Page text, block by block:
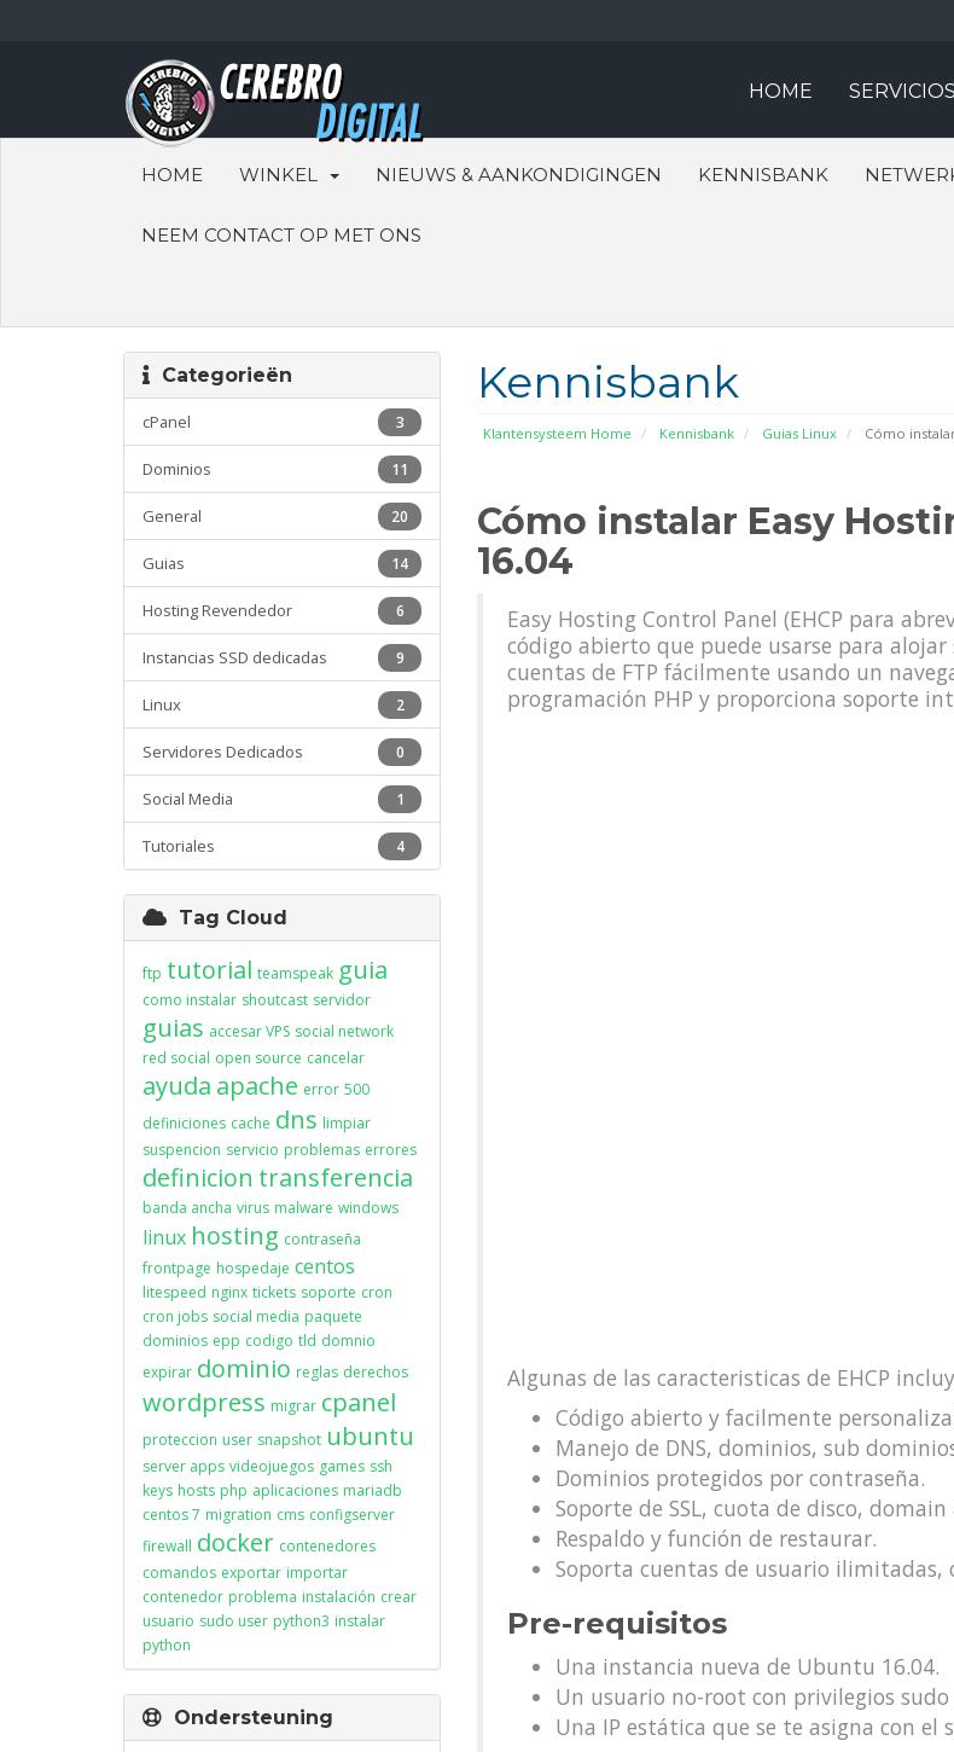
HOME SERVICIOS
HOME WINKEL NIEUWS & AANKONDIGINGEN KENNISBANK
NEEM CONTACT OP MET ONS
Kennisbank
Klantensysteem Home Kennisbank Guias Linux Cómo
Categorieën
3
cPanel
11
Dominios
20
General
14
Guias
6
Hosting Revendedor
9
Instancias SSD dedicadas
2
Linux
0
Servidores Dedicados
1
Social Media
4
Tutoriales
Cómo instalar Easy
16.04
Easy Hosting Control Panel (EHCP para
código abierto que puede usarse para
cuentas de FTP fácilmente usando un
programación PHP y proporciona soporte
Algunas de las caracteristicas de EHCP
Código abierto y facilmente
Manejo de DNS, dominios, sub
Dominios protegidos por contraseña.
Soporte de SSL, cuota de disco,
Respaldo y función de restaurar.
Soporta cuentas de usuario ilimitadas,
Pre-requisitos
Una instancia nueva de Ubuntu 16.04.
Un usuario no-root con privilegios
Una IP estática que se te asigna con el
Tag Cloud
ftp tutorial teamspeak guia
como instalar shoutcast servidor
guias accesar VPS social network
red social open source cancelar
ayuda apache error 500
definiciones cache dns limpiar
suspencion servicio problemas errores
definicion transferencia
banda ancha virus malware windows
linux hosting contraseña
frontpage hospedaje centos
litespeed nginx tickets soporte cron
cron jobs social media paquete
dominios epp codigo tld domnio
expirar dominio reglas derechos
wordpress migrar cpanel
proteccion user snapshot ubuntu
server apps videojuegos games ssh
keys hosts php aplicaciones mariadb
centos 7 migration cms configserver
firewall docker contenedores
comandos exportar importar
contenedor problema instalación crear
usuario sudo user python3 instalar
python
Ondersteuning